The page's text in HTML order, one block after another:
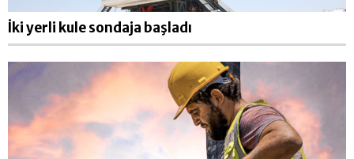
İki yerli kule sondaja başladı